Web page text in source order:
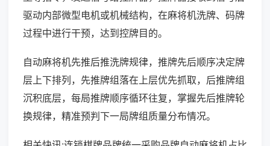
驱动内部微型电机或机械结构，在麻将机洗牌、码牌
过程中进行干预，达到控牌目的。
自动麻将机先推后推洗牌规律，推牌先后顺序决定牌
层上下排列，先推牌组落在上层优先抓取，后推牌组
沉积底层，每局推牌顺序循环往复，掌握先后推牌轮
换规律，精准预判下一局牌组质量分布情况。